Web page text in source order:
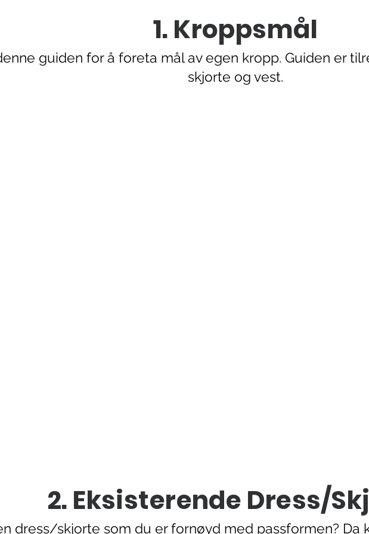
1. Kroppsmål
guiden for å foreta mål av egen kropp. Guiden er
skjorte og vest.
2. Eksisterende Dress/
dress/skjorte som du er fornøyd med passformen? Da